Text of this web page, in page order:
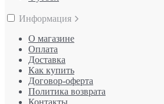
Информация
О магазине
Оплата
Доставка
Как купить
Договор-оферта
Политика возврата